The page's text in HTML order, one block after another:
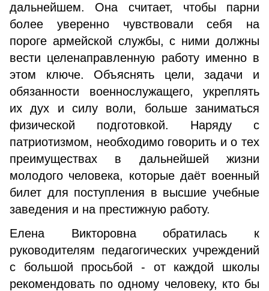
дальнейшем. Она считает, чтобы парни
более уверенно чувствовали себя на
пороге армейской службы, с ними должны
вести целенаправленную работу именно в
этом ключе. Объяснять цели, задачи и
обязанности военнослужащего, укреплять
их дух и силу воли, больше заниматься
физической подготовкой. Наряду с
патриотизмом, необходимо говорить и о тех
преимуществах в дальнейшей жизни
молодого человека, которые даёт военный
билет для поступления в высшие учебные
заведения и на престижную работу.
Елена Викторовна обратилась к
руководителям педагогических учреждений
с большой просьбой - от каждой школы
рекомендовать по одному человеку, кто бы